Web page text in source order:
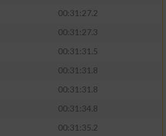
00:31:27.2
00:31:27.3
00:31:31.5
00:31:31.8
00:31:31.8
00:31:34.8
00:31:35.2